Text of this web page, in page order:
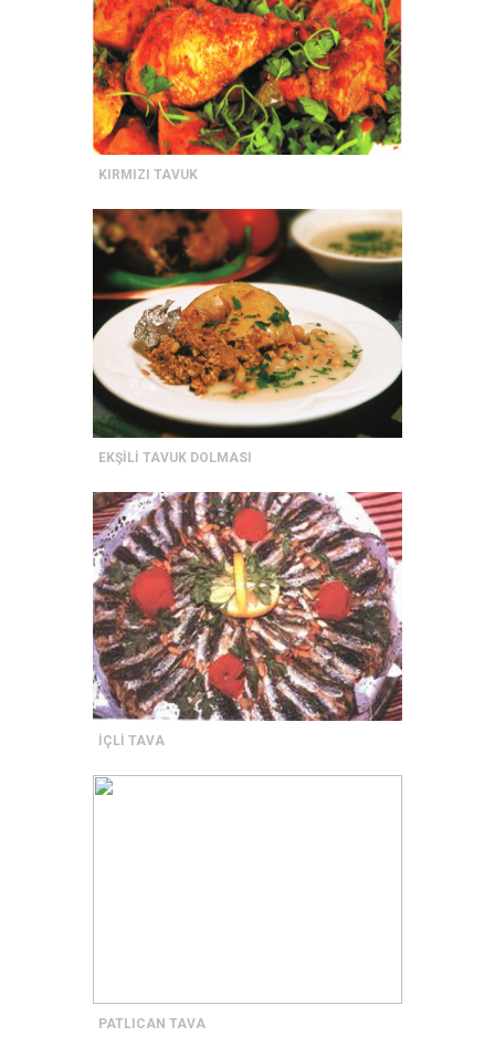
KIRMIZI TAVUK
EKŞİLİ TAVUK DOLMASI
İÇLİ TAVA
PATLICAN TAVA